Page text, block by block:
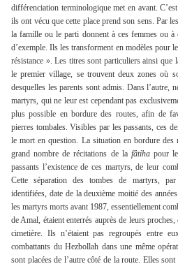
différenciation terminologique met en avant.
ils ont vécu que cette place prend son sens. Par
la famille ou le parti donnent à ces femmes ou
d’exemple. Ils les transforment en modèles pour
résistance ». Les titres sont particuliers ainsi que
le premier village, se trouvent deux zones où
desquelles les parents sont admis. Dans l’autre,
martyrs, qui ne leur est cependant pas
plus possible en bordure des routes, afin de
pierres tombales. Visibles par les passants, ces
le mort en question. La situation en bordure des
grand nombre de récitations de la fâtihapour le
passants l’existence de ces martyrs, de leur
Cette séparation des tombes de martyrs,
identifiées, date de la deuxième moitié des
les martyrs morts avant 1987, essentiellement
de Amal, étaient enterrés auprès de leurs
cimetière. Ils n’étaient pas regroupés entre
combattants du Hezbollah dans une même
sont placées de l’autre côté de la route. Elles